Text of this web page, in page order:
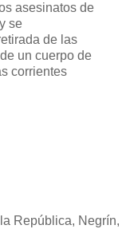
asesinatos de
se
de las
un cuerpo de
corrientes
República, Negrín,